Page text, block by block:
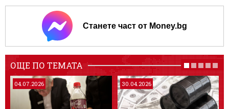
Станете част от Money.bg
ОЩЕ ПО ТЕМАТА
04.07.2026 30.04.2026